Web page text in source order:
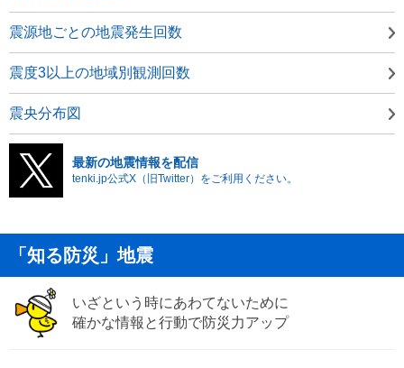
震源地ごとの地震発生回数
震度3以上の地域別観測回数
震央分布図
最新の地震情報を配信
tenki.jp公式X（旧Twitter）をご利用ください。
「知る防災」地震
いざという時にあわてないために
確かな情報と行動で防災力アップ